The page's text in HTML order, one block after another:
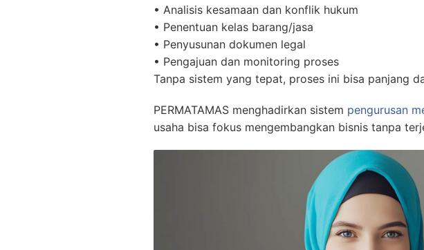
• Analisis kesamaan dan konflik hukum
• Penentuan kelas barang/jasa
• Penyusunan dokumen legal
• Pengajuan dan monitoring proses
Tanpa sistem yang tepat, proses ini bisa panjang
PERMATAMAS menghadirkan sistem pengurusan
usaha bisa fokus mengembangkan bisnis tanpa